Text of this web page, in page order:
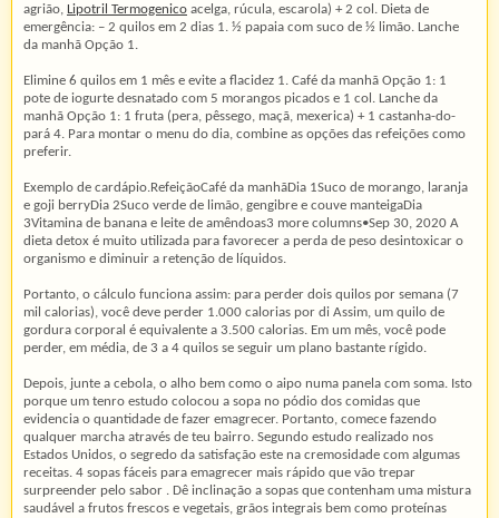
agrião, Lipotril Termogenico acelga, rúcula, escarola) + 2 col. Dieta de
emergência: – 2 quilos em 2 dias 1. ½ papaia com suco de ½ limão. Lanche
da manhã Opção 1.
Elimine 6 quilos em 1 mês e evite a flacidez 1. Café da manhã Opção 1: 1
pote de iogurte desnatado com 5 morangos picados e 1 col. Lanche da
manhã Opção 1: 1 fruta (pera, pêssego, maçã, mexerica) + 1 castanha-do-
pará 4. Para montar o menu do dia, combine as opções das refeições como
preferir.
Exemplo de cardápio.RefeiçãoCafé da manhãDia 1Suco de morango, laranja
e goji berryDia 2Suco verde de limão, gengibre e couve manteigaDia
3Vitamina de banana e leite de amêndoas3 more columns•Sep 30, 2020 A
dieta detox é muito utilizada para favorecer a perda de peso desintoxicar o
organismo e diminuir a retenção de líquidos.
Portanto, o cálculo funciona assim: para perder dois quilos por semana (7
mil calorias), você deve perder 1.000 calorias por di Assim, um quilo de
gordura corporal é equivalente a 3.500 calorias. Em um mês, você pode
perder, em média, de 3 a 4 quilos se seguir um plano bastante rígido.
Depois, junte a cebola, o alho bem como o aipo numa panela com soma. Isto
porque um tenro estudo colocou a sopa no pódio dos comidas que
evidencia o quantidade de fazer emagrecer. Portanto, comece fazendo
qualquer marcha através de teu bairro. Segundo estudo realizado nos
Estados Unidos, o segredo da satisfação este na cremosidade com algumas
receitas. 4 sopas fáceis para emagrecer mais rápido que vão trepar
surpreender pelo sabor . Dê inclinação a sopas que contenham uma mistura
saudável a frutos frescos e vegetais, grãos integrais bem como proteínas